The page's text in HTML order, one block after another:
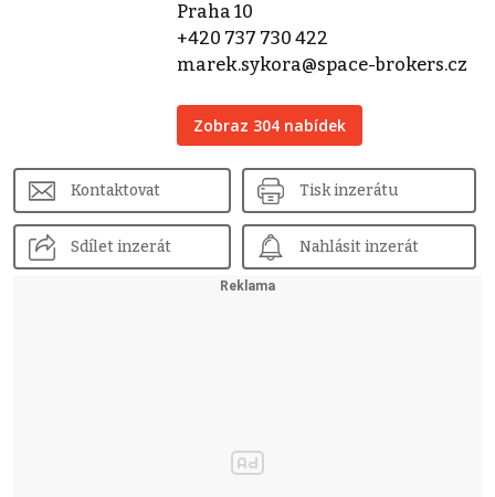
Praha 10
+420 737 730 422
marek.sykora@space-brokers.cz
Zobraz 304 nabídek
Kontaktovat Tisk inzerátu
Sdílet inzerát Nahlásit inzerát